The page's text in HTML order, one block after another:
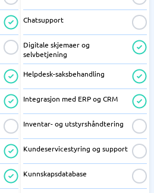
Chatsupport
Digitale skjemaer og
selvbetjening
Helpdesk-saksbehandling
Integrasjon med ERP og CRM
Inventar- og utstyrshåndtering
Kundeservicestyring og support
Kunnskapsdatabase